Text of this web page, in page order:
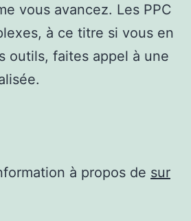
vous avancez. Les PPC
à ce titre si vous en
outils, faites appel à une
à propos de sur